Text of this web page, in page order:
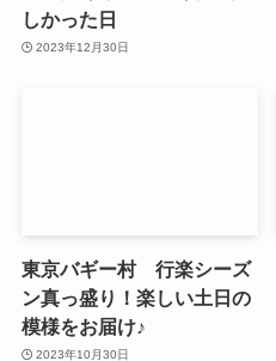
しかった日
2023年12月30日
東京バギー村 行楽シーズ
ン真っ盛り！楽しい土日の
模様をお届け♪
2023年10月30日